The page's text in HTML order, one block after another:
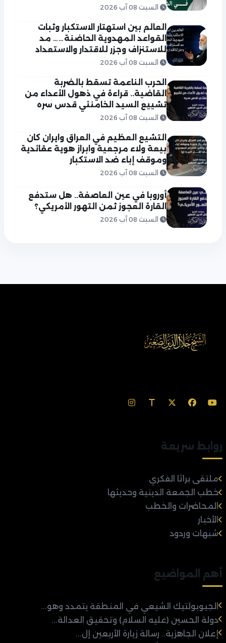
السبت 08 آب 2026
العالم بين استهتار الاستكبار وثبات
القواعد المهدوية الحاضنة…… مد
للاستنزاف وجزر للاقتدار والاستعداد
السبت 08 آب 2026
الحرب الناعمة تسقط بالضربة
القاضية.. قراءة في ذهول الأعداء من
تشييع السيد الخامنئي قدس سره
السبت 08 آب 2026
التشيع العظيم في العراق وايران كان
بيعة ولاء مرجعية وابراز هوية عقائدية
وموقف إباء ضد الاستكبار
السبت 08 آب 2026
أوروبا في عين العاصفة.. هل ستدفع
القارة العجوز ثمن التهور الأمريكي؟
السبت 08 آب 2026
روابط سريعة
ملتقى براثا الفكري
خطب الجمعة الدينية وحديثها
المحاضرات والخطب
الأخبار
شبهات وردود
أهم المواضيع
الجيوبولتيك الشيعي في المنطقة يتمدد وهو...
دولة الحسين (عليه السلام) وتحقيق العدالة...
إعلان الجاهزية.. رسالة زيارة الأربعين إل...